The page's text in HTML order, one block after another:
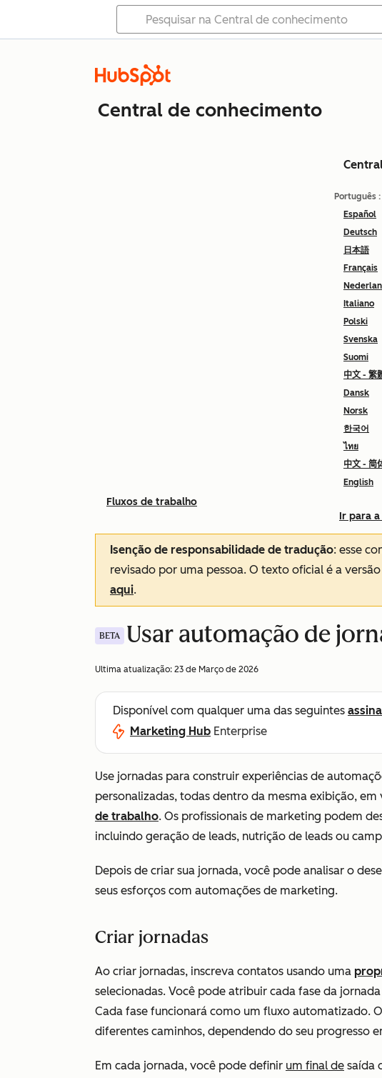
Central de conhecimento
Português
Español
Deutsch
日本語
Français
Italiano
Polski
Svenska
Suomi
中文 - 繁
Dansk
Norsk
한국어
ไทย
中文 - 简
English
Ir para
Fluxos de trabalho
Isenção de responsabilidade de tradução: esse
revisado por uma pessoa. O texto oficial é a
aqui.
BETA Usar automação de
Ultima atualização: 23 de Março de 2026
Disponível com qualquer uma das seguintes
Marketing Hub Enterprise
Use jornadas para construir experiências de
personalizadas, todas dentro da mesma exibição, em
de trabalho. Os profissionais de marketing podem
incluindo geração de leads, nutrição de leads ou
Depois de criar sua jornada, você pode analisar o
seus esforços com automações de marketing.
Criar jornadas
Ao criar jornadas, inscreva contatos usando uma
selecionadas. Você pode atribuir cada fase da
Cada fase funcionará como um fluxo automatizado.
diferentes caminhos, dependendo do seu progresso
Em cada jornada, você pode definir um final de saída